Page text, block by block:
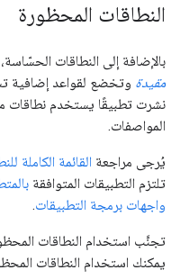
النطاقات المحظورة
بالإضافة إلى النطاقات
مقيدة وتخضع لقواعد إضافية
نشرت تطبيقًا يستخدم نطاقات
المواصفات.
يُرجى مراجعة القائمة الكاملة
تلتزم التطبيقات المتوافقة
واجهات برمجة التطبيقات.
تجنَّب استخدام النطاقات
يمكنك استخدام النطاقات